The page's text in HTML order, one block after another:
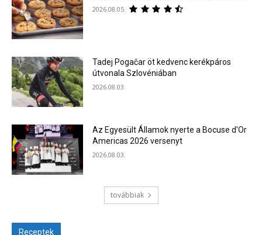
2026.08.05.
Tadej Pogačar öt kedvenc kerékpáros
útvonala Szlovéniában
2026.08.03.
Az Egyesült Államok nyerte a Bocuse d’Or
Americas 2026 versenyt
2026.08.03.
továbbiak
Receptek